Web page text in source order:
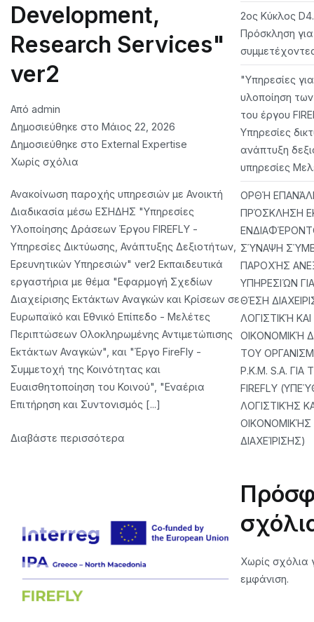
Development,
Research Services"
ver2
Από admin
Δημοσιεύθηκε στο Μάιος 22, 2026
Δημοσιεύθηκε στο External Expertise
Χωρίς σχόλια
Project
Action
Implementation
Services
–
Networking
Services,
Skills
Development,
Research
Services”
ver2
Ανακοίνωση παροχής υπηρεσιών με Ανοικτή
Διαδικασία μέσω ΕΣΗΔΗΣ "Υπηρεσίες
Υλοποίησης Δράσεων Έργου FIREFLY -
Υπηρεσίες Δικτύωσης, Ανάπτυξης Δεξιοτήτων,
Ερευνητικών Υπηρεσιών" ver2 Εκπαιδευτικά
εργαστήρια με θέμα "Εφαρμογή Σχεδίων
Διαχείρισης Εκτάκτων Αναγκών και Κρίσεων σε
Ευρωπαϊκό και Εθνικό Επίπεδο - Μελέτες
Περιπτώσεων Ολοκληρωμένης Αντιμετώπισης
Εκτάκτων Αναγκών", και "Έργο FireFly -
Συμμετοχή της Κοινότητας και
Ευαισθητοποίηση του Κοινού", "Εναέρια
Επιτήρηση και Συντονισμός [...]
Διαβάστε περισσότερα
2ος Κύκλος
Πρόσκληση
"Υπηρεσίες
υλοποίηση
του έργου
Υπηρεσίες
ανάπτυξη
υπηρεσίες
ΟΡΘΉ
ΠΡΌΣΚΛΗΣΗ
ΣΎΝΑΨΗ
ΠΑΡΟΧΉΣ
ΥΠΗΡΕΣΙΏΝ
ΘΈΣΗ
ΛΟΓΙΣΤΙΚΉ ΚΑΙ
ΟΙΚΟΝΟΜΙΚΉ
ΤΟΥ
P.K.M. S.A.
FIREFLY
ΛΟΓΙΣΤΙΚΉΣ
ΟΙΚΟΝΟΜΙΚΉΣ
ΔΙΑΧΕΊΡΙΣΗΣ)
Χωρίς σχόλια
εμφάνιση.